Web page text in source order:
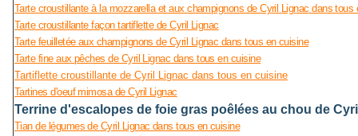
Tarte croustillante à la mozzarella et aux champignons de Cyril Lignac dans tous
Tarte croustillante façon tartiflette de Cyril Lignac
Tarte feuilletée aux champignons de Cyril Lignac dans tous en cuisine
Tarte fine aux pêches de Cyril Lignac dans tous en cuisine
Tartiflette croustillante de Cyril Lignac dans tous en cuisine
Tartines d'oeuf mimosa de Cyril Lignac
Terrine d'escalopes de foie gras poêlées au chou de
Tian de légumes de Cyril Lignac dans tous en cuisine